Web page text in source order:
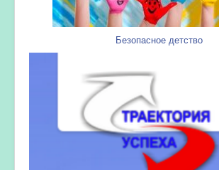
Безопасное детство